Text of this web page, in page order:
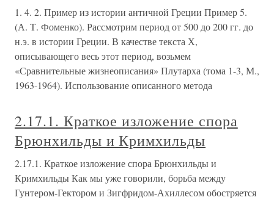
1. 4. 2. Пример из истории античной Греции Пример 5.
(А. Т. Фоменко). Рассмотрим период от 500 до 200 гг. до
н.э. в истории Греции. В качестве текста Х,
описывающего весь этот период, возьмем
«Сравнительные жизнеописания» Плутарха (тома 1-3, М.,
1963-1964). Использование описанного метода
2.17.1. Краткое изложение спора
Брюнхильды и Кримхильды
2.17.1. Краткое изложение спора Брюнхильды и
Кримхильды Как мы уже говорили, борьба между
Гунтером-Гектором и Зигфридом-Ахиллесом обостряется